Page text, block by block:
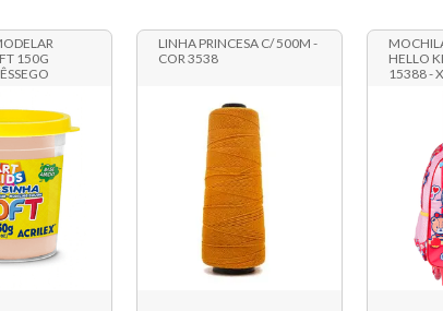
150G
LINHA PRINCESA C/ 500M -
COR 3538
HELLO
15388 -